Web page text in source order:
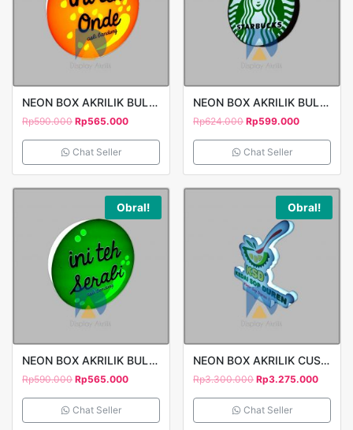
NEON BOX AKRILIK BULAT CUTTING STICKER 1 SISI D40 INI TEH ONDE
Rp590.000 Rp565.000
Chat Seller
NEON BOX AKRILIK BULAT STARTBUCKS COFFEE CUTTING STICKER 1 SISI D60
Rp624.000 Rp599.000
Chat Seller
Obral!
NEON BOX AKRILIK BULAT CUTTING STICKER 1 SISI D40 INI TEH SERABI
Rp590.000 Rp565.000
Chat Seller
Obral!
NEON BOX AKRILIK CUSTOM MOTIF T90CM KEDAI SOP DUREN
Rp3.300.000 Rp3.275.000
Chat Seller